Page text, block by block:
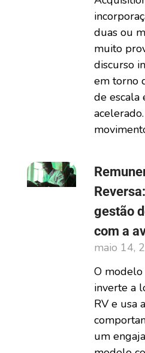
duas ou
muito
discurso
em torno
de escala
gestão
com a
maio 14,
O modelo
inverte a
RV e usa
um